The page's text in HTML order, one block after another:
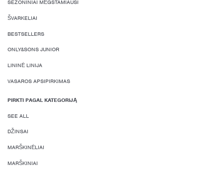
SEZONINIAI MĖGSTAMIAUSI
ŠVARKELIAI
BESTSELLERS
ONLY&SONS JUNIOR
LININĖ LINIJA
VASAROS APSIPIRKIMAS
PIRKTI PAGAL KATEGORIJĄ
SEE ALL
DŽINSAI
MARŠKINĖLIAI
MARŠKINIAI